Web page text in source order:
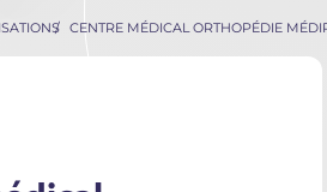
CENTRE MÉDICAL ORTHOPÉDIE